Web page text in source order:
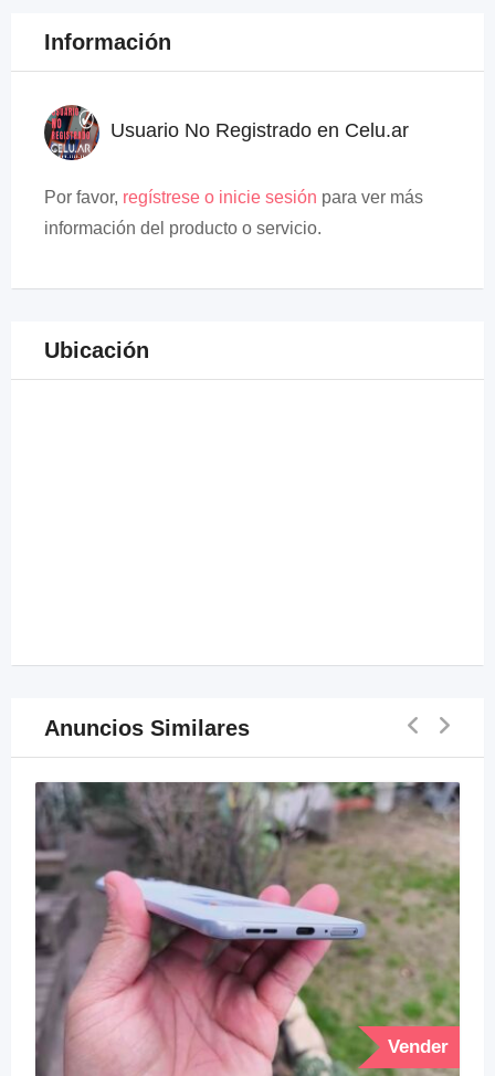
Información
Usuario No Registrado en Celu.ar
Por favor, regístrese o inicie sesión para ver más
información del producto o servicio.
Ubicación
Anuncios Similares
Vender